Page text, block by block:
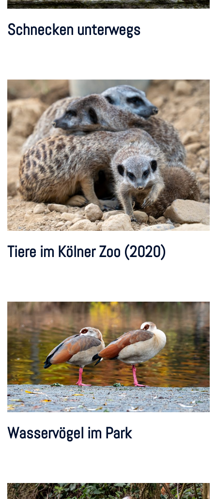
Schnecken unterwegs
Tiere im Kölner Zoo (2020)
Wasservögel im Park